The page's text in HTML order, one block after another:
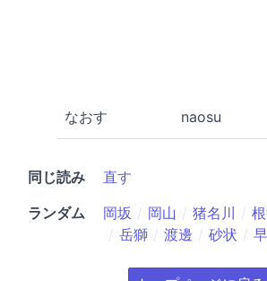
なおす naosu
同じ読み
直す
ランダム
岡坂 岡山 猪名川
岳獅
渡邊 砂状